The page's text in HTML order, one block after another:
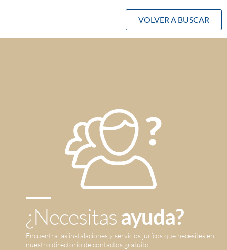
VOLVER A BUSCAR
¿Necesitasayuda?
Encuentra las instalaciones y servicios jurícos que necesites en
nuestro directorio de contactos gratuito.